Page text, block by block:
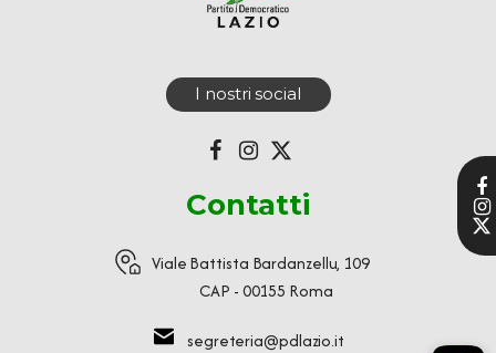
I nostri social
Contatti
Viale Battista Bardanzellu, 109
CAP - 00155 Roma
segreteria@pdlazio.it